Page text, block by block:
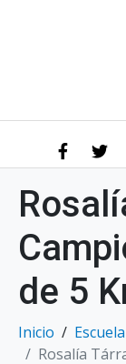
de 5
Inicio Escuela
Rosalía